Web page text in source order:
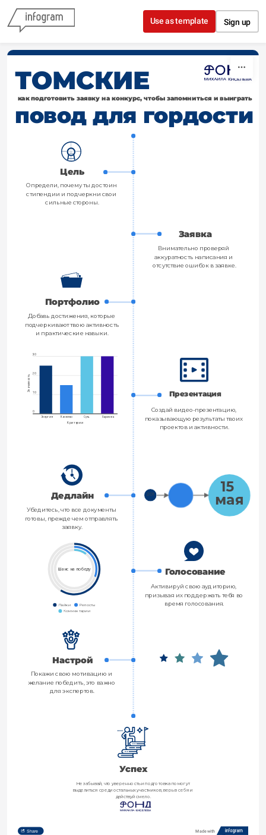
Skip to content
Use as template Sign up
ТОМСКИЕ
повод для гордости
как подготовить заявку на конкурс, чтобы запомниться и выиграть
Цель
Определи, почему ты достоин
стипендии и подчеркни свои
сильные стороны.
Заявка
Внимательно проверяй
аккуратность написания и
отсутствие ошибок в заявке.
Портфолио
Добавь достижения, которые
подчеркивают твою активность
и практические навыки.
30
20
10
0
Энергия
Качество Суть Харизма
Значимость
Критерии
Презентация
Создай видео-презентацию,
показывающую результаты твоих
проектов и активности.
15
мая
201
8
Дедлайн
Убедитесь, что все документы
готовы, прежде чем отправлять
заявку.
Шанс на победу
Лайки
Репосты
Комментарии
Голосование
Активируй свою аудиторию,
призывая их поддержать тебя во
время голосования.
Настрой
Покажи свою мотивацию и
желание победить, это важно
для экспертов.
Успех
Не забывай, что уверенность и подготовка помогут
выделиться среди остальных участников, верь в себя и
действуй смело.
Share Made with